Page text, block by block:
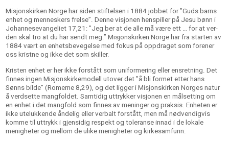
Misjonskirken Norge har siden stiftelsen i 1884 jobbet for ”Guds barns
enhet og menneskers frelse”. Denne visjonen henspiller på Jesu bønn i
Johannesevangeliet 17,21: ”Jeg ber at de alle må være ett … for at ver­
den skal tro at du har sendt meg.” Misjonskirken Norge har fra starten av
1884 vært en enhetsbevegelse med fokus på oppdraget som forener
oss kristne og ikke det som skiller.
Kristen enhet er her ikke forstått som uniformering eller ensretning. Det
finnes ingen Misjonskirkemodell utover det ”å bli formet etter hans
Sønns bilde” (Romerne 8,29), og det ligger i Misjonskirken Norges natur
å verdsette mang­foldet. Samtidig uttrykker visjonen en målsetting om
en enhet i det mangfold som finnes av meninger og praksis. Enheten er
ikke utelukkende åndelig el­ler verbalt forstått, men må nødvendigvis
kom­me til uttrykk i gjensidig respekt og toleranse innad i de lokale
menigheter og mellom de ulike menigheter og kirkesamfunn.